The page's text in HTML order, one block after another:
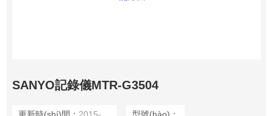
SANYO記錄儀MTR-G3504